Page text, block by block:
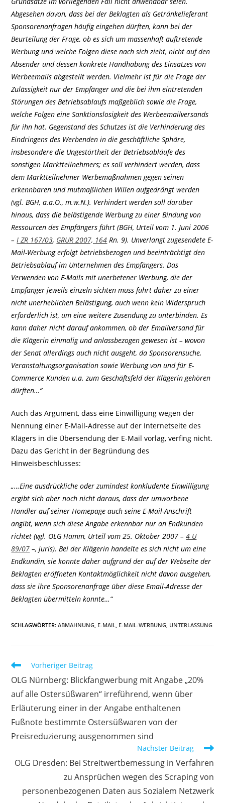
Abgesehen davon, dass bei der Beklagten als Getränkelieferant
Sponsorenanfragen häufig eingehen dürften, kann bei der
Beurteilung der Frage, ob es sich um massenhaft auftretende
Werbung und welche Folgen diese nach sich zieht, nicht auf den
Absender und dessen konkrete Handhabung des Einsatzes von
Werbeemails abgestellt werden. Vielmehr ist für die Frage der
Zulässigkeit nur der Empfänger und die bei ihm eintretenden
Störungen des Betriebsablaufs maßgeblich sowie die Frage,
welche Folgen eine Sanktionslosigkeit des Werbeemailversands
für ihn hat. Gegenstand des Schutzes ist die Verhinderung des
Eindringens des Werbenden in die geschäftliche Sphäre,
insbesondere die Ungestörtheit der Betriebsabläufe des
sonstigen Marktteilnehmers; es soll verhindert werden, dass
dem Marktteilnehmer Werbemaßnahmen gegen seinen
erkennbaren und mutmaßlichen Willen aufgedrängt werden
(vgl. BGH, a.a.O., m.w.N.). Verhindert werden soll darüber
hinaus, dass die belästigende Werbung zu einer Bindung von
Ressourcen des Empfängers führt (BGH, Urteil vom 1. Juni 2006
– I ZR 167/03, GRUR 2007, 164 Rn. 9). Unverlangt zugesendete E-
Mail-Werbung erfolgt betriebsbezogen und beeinträchtigt den
Betriebsablauf im Unternehmen des Empfängers. Das
Verwenden von E-Mails mit unerbetener Werbung, die der
Empfänger jeweils einzeln sichten muss führt daher zu einer
nicht unerheblichen Belästigung, auch wenn kein Widerspruch
erforderlich ist, um eine weitere Zusendung zu unterbinden. Es
kann daher nicht darauf ankommen, ob der Emailversand für
die Klägerin einmalig und anlassbezogen gewesen ist – wovon
der Senat allerdings auch nicht ausgeht, da Sponsorensuche,
Veranstaltungsorganisation sowie Werbung von und für E-
Commerce Kunden u.a. zum Geschäftsfeld der Klägerin gehören
dürften…“
Auch das Argument, dass eine Einwilligung wegen der
Nennung einer E-Mail-Adresse auf der Internetseite des
Klägers in die Übersendung der E-Mail vorlag, verfing nicht.
Dazu das Gericht in der Begründung des
Hinweisbeschlusses:
„…Eine ausdrückliche oder zumindest konkludente Einwilligung
ergibt sich aber noch nicht daraus, dass der umworbene
Händler auf seiner Homepage auch seine E-Mail-Anschrift
angibt, wenn sich diese Angabe erkennbar nur an Endkunden
richtet (vgl. OLG Hamm, Urteil vom 25. Oktober 2007 –4 U
89/07 –, juris). Bei der Klägerin handelte es sich nicht um eine
Endkundin, sie konnte daher aufgrund der auf der Webseite der
Beklagten eröffneten Kontaktmöglichkeit nicht davon ausgehen,
dass sie ihre Sponsorenanfrage über diese Email-Adresse der
Beklagten übermitteln konnte…“
SCHLAGWÖRTER:ABMAHNUNG E-MAIL E-MAIL-WERBUNG UNTERLASSUNG
Weitere
ansehen
Vorheriger Beitrag
OLG Nürnberg: Blickfangwerbung mit Angabe „20%
auf alle Ostersüßwaren“ irreführend, wenn über
Erläuterung einer in der Angabe enthaltenen
Fußnote bestimmte Ostersüßwaren von der
Preisreduzierung ausgenommen sind
Nächster Beitrag
OLG Dresden: Bei Streitwertbemessung in Verfahren
zu Ansprüchen wegen des Scraping von
personenbezogenen Daten aus Sozialem Netzwerk